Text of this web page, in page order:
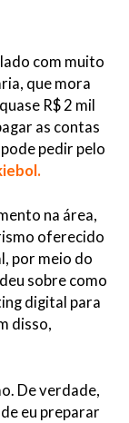
com muito
que mora
R$ 2 mil
as contas
pedir pelo
na área,
oferecido
por meio do
sobre como
digital para
disso,
De verdade,
eu preparar